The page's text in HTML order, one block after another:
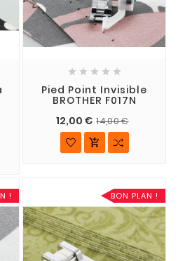
    
Pied Point Invisible
BROTHER F017N
12,00 € 14,00 €

! BON PLAN !